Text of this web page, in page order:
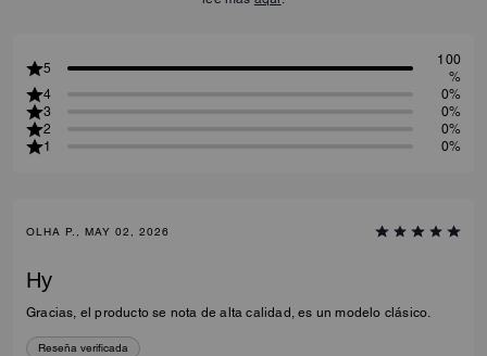
5
100
%
4
0%
3
0%
2
0%
1
0%
OLHA P., MAY 02, 2026
Ну
Gracias, el producto se nota de alta calidad, es un modelo clásico.
Reseña verificada